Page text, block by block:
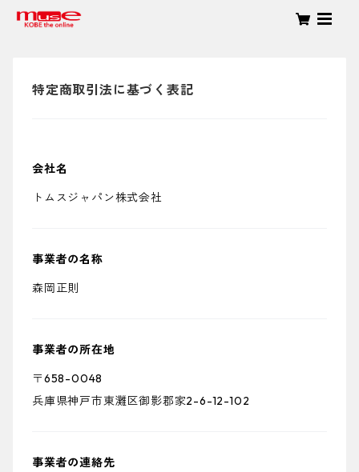
特定商取引法に基づく表記
会社名
トムスジャパン株式会社
事業者の名称
森岡正則
事業者の所在地
〒658-0048
兵庫県神戸市東灘区御影郡家2-6-12-102
事業者の連絡先